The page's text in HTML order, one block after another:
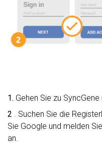
1. Gehen Sie zu SyncGene
2 . Suchen Sie die
Sie Google und melden
an.